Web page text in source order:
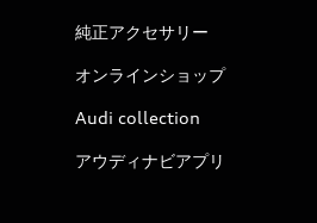
純正アクセサリー
オンラインショップ
Audi collection
アウディナビアプリ